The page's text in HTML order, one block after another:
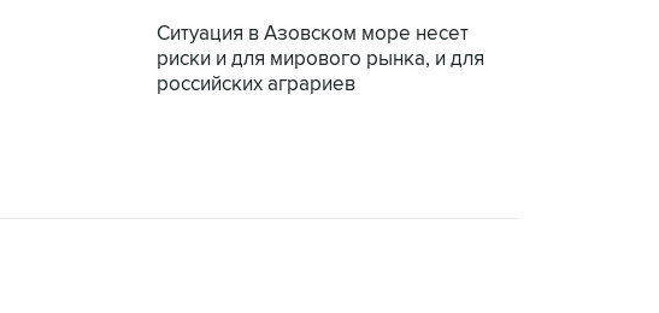
Ситуация в Азовском море несет
риски и для мирового рынка, и для
российских аграриев